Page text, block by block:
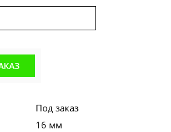
Под заказ
16 мм